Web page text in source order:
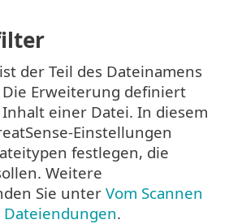
der Teil des Dateinamens
Erweiterung definiert
einer Datei. In diesem
Einstellungen
festlegen, die
Weitere
Sie unter Vom Scannen
Dateiendungen.